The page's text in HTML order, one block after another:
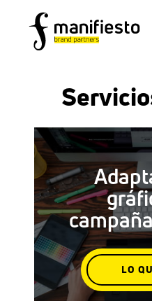
LO